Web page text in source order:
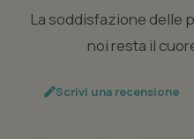
La soddisfazione delle
noi resta il
Scrivi una recensione